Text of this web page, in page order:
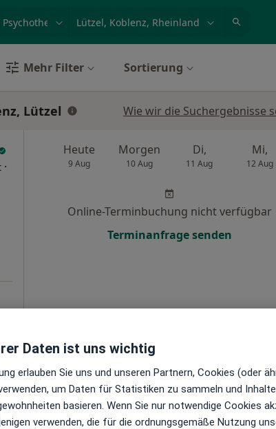
Mehr Filter Sortierung
Lützel Wie wir die Suchergebnisse
·
Heute
9 Aug
Morgen
10 Aug
Di,
11 Aug
Mi,
12 Aug
Online-Terminbuchung nicht verfügbar
Terminanfrage senden
Heute
9 Aug
Morgen
10 Aug
Di,
11 Aug
Mi,
12 Aug
Daten ist uns wichtig
erlauben Sie uns und unseren Partnern, Cookies (oder
um Daten für Statistiken zu sammeln und
basieren. Wenn Sie nur notwendige Cookies
verwenden, die für die ordnungsgemäße Nutzung